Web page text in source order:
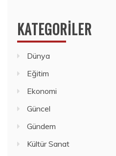
KATEGORILER
Dünya
Eğitim
Ekonomi
Güncel
Gündem
Kültür Sanat